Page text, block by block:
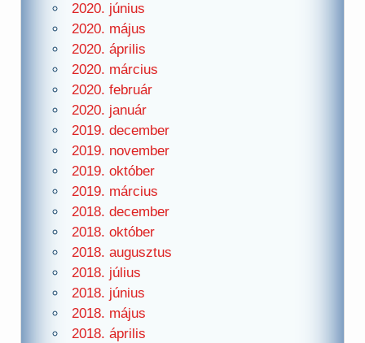
2020. június
2020. május
2020. április
2020. március
2020. február
2020. január
2019. december
2019. november
2019. október
2019. március
2018. december
2018. október
2018. augusztus
2018. július
2018. június
2018. május
2018. április